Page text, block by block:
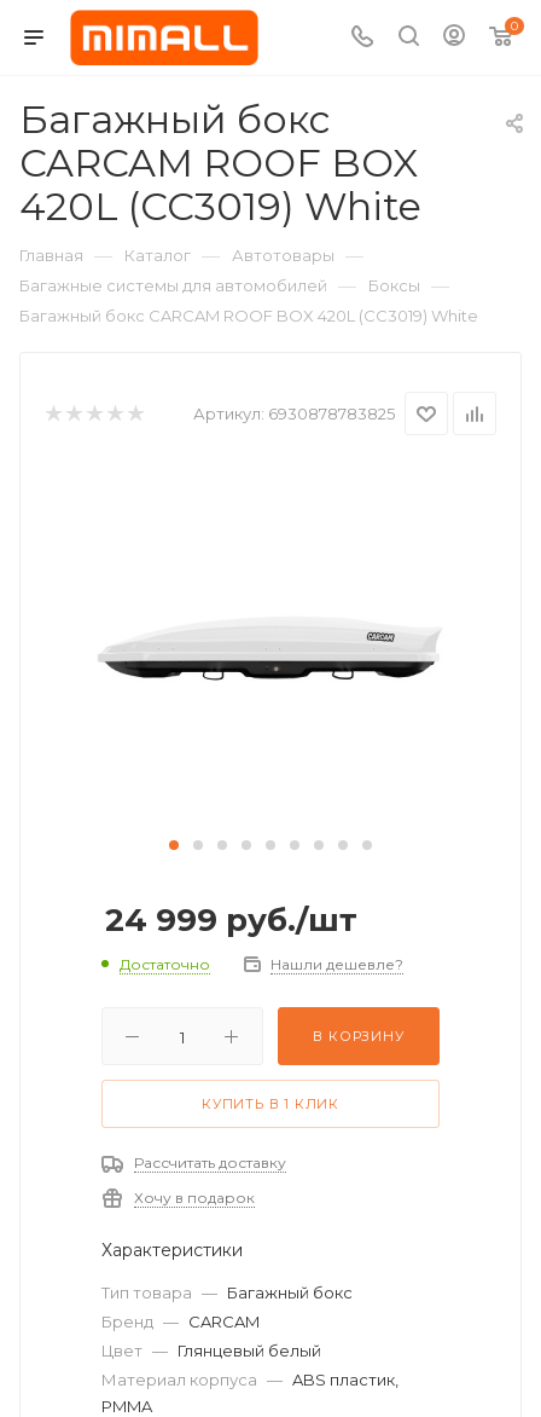
0
Багажный бокс
CARCAM ROOF BOX
420L (CC3019) White
Главная — Каталог — Автотовары —
Багажные системы для автомобилей — Боксы —
Багажный бокс CARCAM ROOF BOX 420L (CC3019) White
Артикул: 6930878783825
24 999 руб./шт
Достаточно Нашли дешевле?
В КОРЗИНУ
КУПИТЬ В 1 КЛИК
Рассчитать доставку
Хочу в подарок
Характеристики
Тип товара — Багажный бокс
Бренд — CARCAM
Цвет — Глянцевый белый
Материал корпуса — ABS пластик,
PMMA